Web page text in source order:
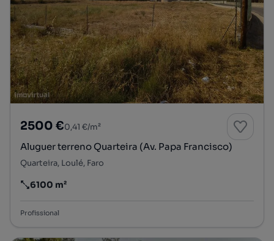
2500 €0,41 €/m²
Aluguer terreno Quarteira (Av. Papa Francisco)
Quarteira, Loulé, Faro
Preço por metro quadrado
6100 m²
Profissional